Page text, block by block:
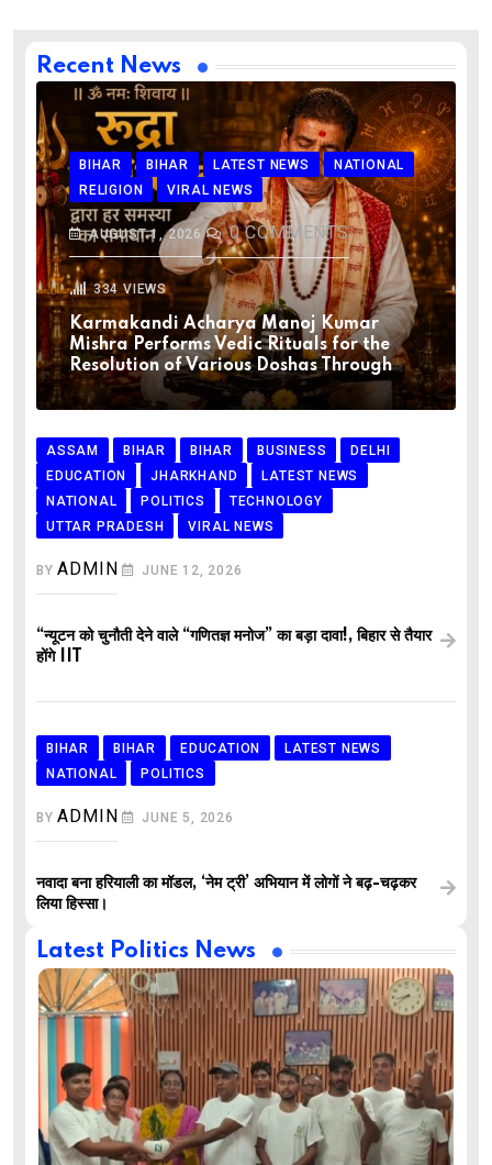
Recent News
BIHAR BIHAR LATEST NEWS
NATIONAL
RELIGION
VIRAL NEWS
AUGUST 1, 2026 0COMMENTS
334 VIEWS
Karmakandi Acharya Manoj Kumar
Mishra Performs Vedic Rituals for the
Resolution of Various Doshas Through
ASSAM BIHAR BIHAR BUSINESS
DELHI
EDUCATION
JHARKHAND
LATEST NEWS
NATIONAL
POLITICS
TECHNOLOGY
UTTAR PRADESH
VIRAL NEWS
BYADMIN JUNE 12, 2026
“न्यूटन को चुनौती देने वाले “गणितज्ञ मनोज” का बड़ा दावा!, बिहार से तैयार
होंगे IIT
BIHAR BIHAR EDUCATION
LATEST NEWS
NATIONAL
POLITICS
BYADMIN JUNE 5, 2026
नवादा बना हरियाली का मॉडल, ‘नेम ट्री’ अभियान में लोगों ने बढ़-चढ़कर
लिया हिस्सा।
Latest Politics News